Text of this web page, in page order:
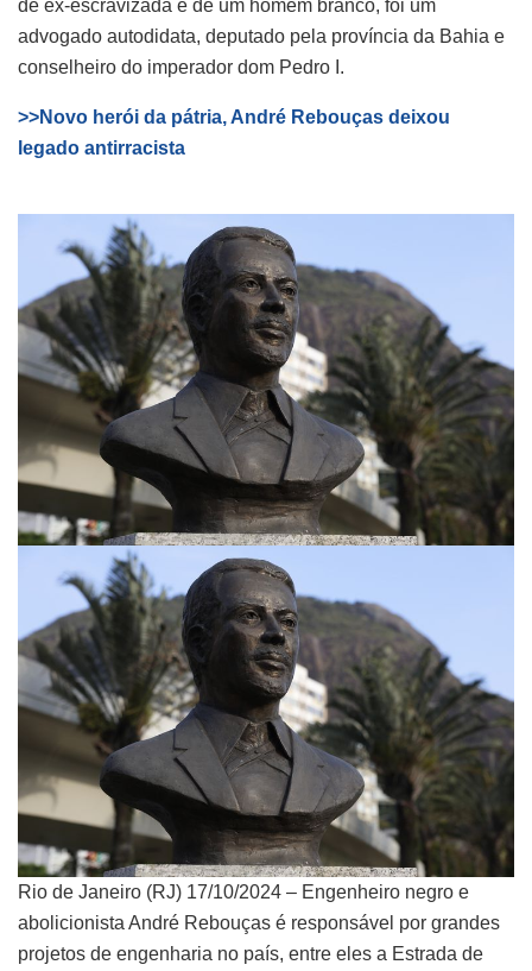
de ex-escravizada e de um homem branco, foi um
advogado autodidata, deputado pela província da Bahia e
conselheiro do imperador dom Pedro I.
>>Novo herói da pátria, André Rebouças deixou
legado antirracista
Rio de Janeiro (RJ) 17/10/2024 – Engenheiro negro e
abolicionista André Rebouças é responsável por grandes
projetos de engenharia no país, entre eles a Estrada de